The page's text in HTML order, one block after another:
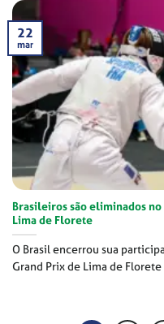
Brasileiros são eliminados
Lima de Florete
O Brasil encerrou sua
Grand Prix de Lima de Florete
22
mar